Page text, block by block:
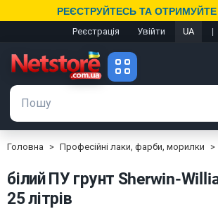
РЕЄСТРУЙТЕСЬ ТА
Реєстрація Увійти UA |
Головна Професійні лаки, фарби, морилки
білий ПУ грунт Sherwin-
25 літрів